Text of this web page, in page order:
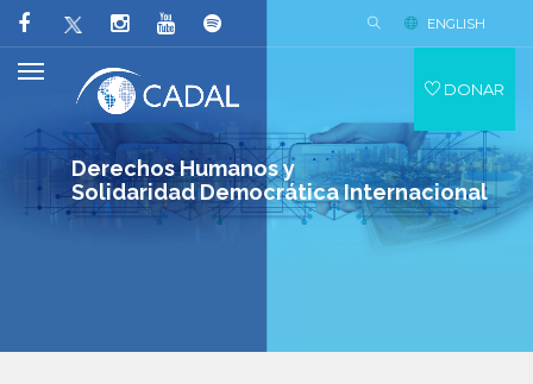
Derechos Humanos y
Solidaridad Democrática Internacional
ENGLISH
DONAR